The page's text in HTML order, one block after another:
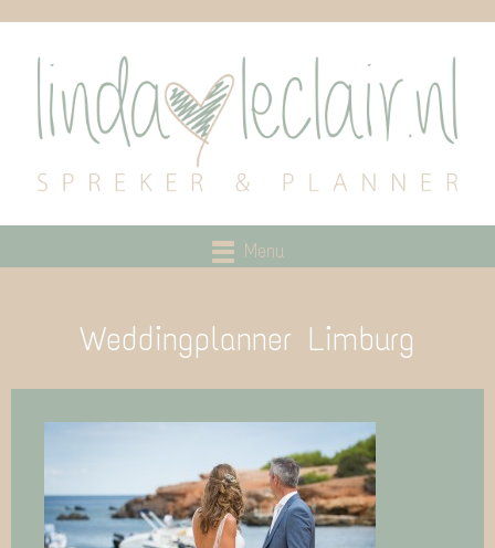
Menu
Weddingplanner Limburg